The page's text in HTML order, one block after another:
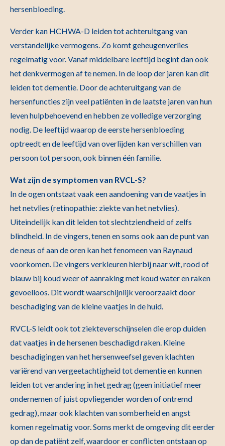
hersenbloeding.
Verder kan HCHWA-D leiden tot achteruitgang van
verstandelijke vermogens. Zo komt geheugenverlies
regelmatig voor. Vanaf middelbare leeftijd begint dan ook
het denkvermogen af te nemen. In de loop der jaren kan dit
leiden tot dementie. Door de achteruitgang van de
hersenfuncties zijn veel patiënten in de laatste jaren van hun
leven hulpbehoevend en hebben ze volledige verzorging
nodig. De leeftijd waarop de eerste hersenbloeding
optreedt en de leeftijd van overlijden kan verschillen van
persoon tot persoon, ook binnen één familie.
Wat zijn de symptomen van RVCL-S?
In de ogen ontstaat vaak een aandoening van de vaatjes in
het netvlies (retinopathie: ziekte van het netvlies).
Uiteindelijk kan dit leiden tot slechtziendheid of zelfs
blindheid. In de vingers, tenen en soms ook aan de punt van
de neus of aan de oren kan het fenomeen van Raynaud
voorkomen. De vingers verkleuren hierbij naar wit, rood of
blauw bij koud weer of aanraking met koud water en raken
gevoelloos. Dit wordt waarschijnlijk veroorzaakt door
beschadiging van de kleine vaatjes in de huid.
RVCL-S leidt ook tot ziekteverschijnselen die erop duiden
dat vaatjes in de hersenen beschadigd raken. Kleine
beschadigingen van het hersenweefsel geven klachten
variërend van vergeetachtigheid tot dementie en kunnen
leiden tot verandering in het gedrag (geen initiatief meer
ondernemen of juist opvliegender worden of ontremd
gedrag), maar ook klachten van somberheid en angst
komen regelmatig voor. Soms merkt de omgeving dit eerder
op dan de patiënt zelf, waardoor er conflicten ontstaan op